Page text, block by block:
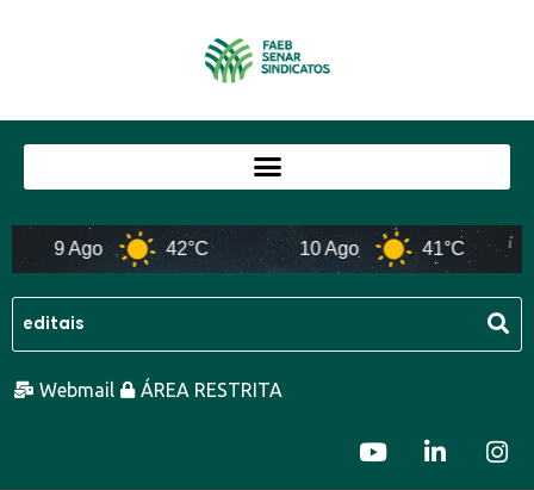
9 Ago 42°C 10 Ago 41°C
Webmail ÁREA RESTRITA